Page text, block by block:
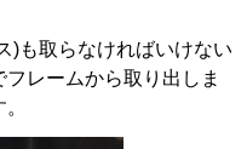
)も取らなければいけない
レームから取り出しま